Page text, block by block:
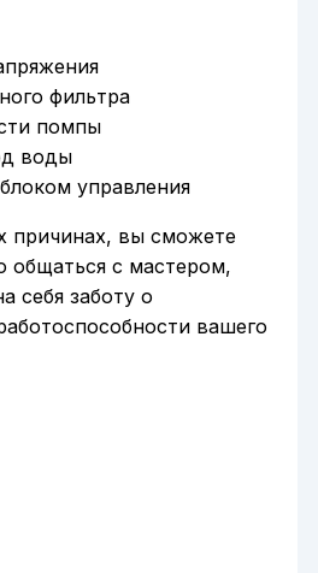
фильтра
помпы
воды
управления
причинах, вы сможете
общаться с мастером,
себя заботу о
вашего